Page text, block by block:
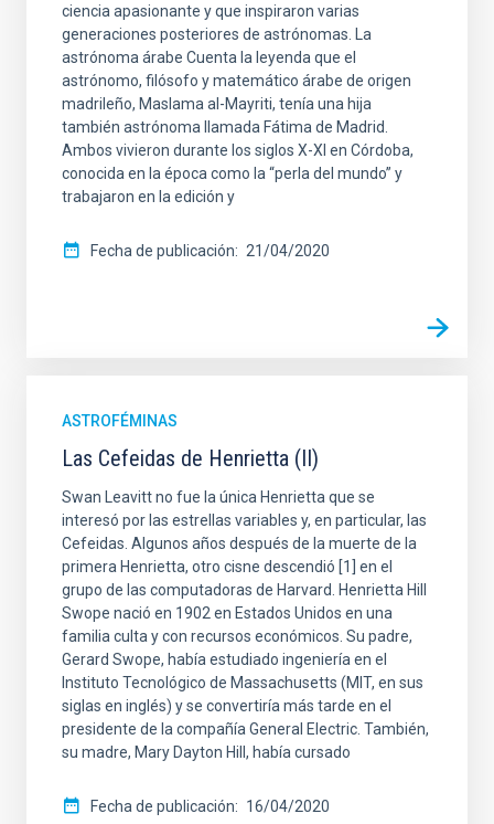
ciencia apasionante y que inspiraron varias
generaciones posteriores de astrónomas. La
astrónoma árabe Cuenta la leyenda que el
astrónomo, filósofo y matemático árabe de origen
madrileño, Maslama al-Mayriti, tenía una hija
también astrónoma llamada Fátima de Madrid.
Ambos vivieron durante los siglos X-XI en Córdoba,
conocida en la época como la “perla del mundo” y
trabajaron en la edición y
Fecha de publicación 21/04/2020
ASTROFÉMINAS
Las Cefeidas de Henrietta (II)
Swan Leavitt no fue la única Henrietta que se
interesó por las estrellas variables y, en particular, las
Cefeidas. Algunos años después de la muerte de la
primera Henrietta, otro cisne descendió [1] en el
grupo de las computadoras de Harvard. Henrietta Hill
Swope nació en 1902 en Estados Unidos en una
familia culta y con recursos económicos. Su padre,
Gerard Swope, había estudiado ingeniería en el
Instituto Tecnológico de Massachusetts (MIT, en sus
siglas en inglés) y se convertiría más tarde en el
presidente de la compañía General Electric. También,
su madre, Mary Dayton Hill, había cursado
Fecha de publicación 16/04/2020